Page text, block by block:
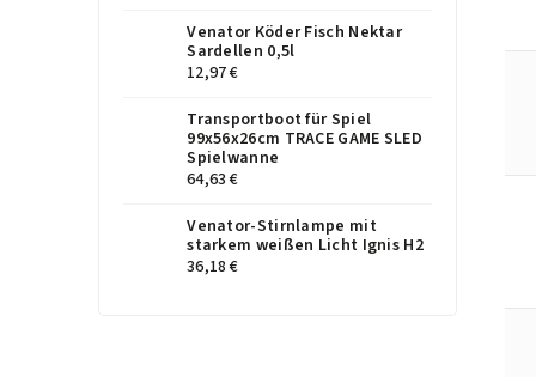
Venator Köder Fisch Nektar
Sardellen 0,5l
12,97 €
Transportboot für Spiel
99x56x26cm TRACE GAME SLED
Spielwanne
64,63 €
Venator-Stirnlampe mit
starkem weißen Licht Ignis H2
36,18 €